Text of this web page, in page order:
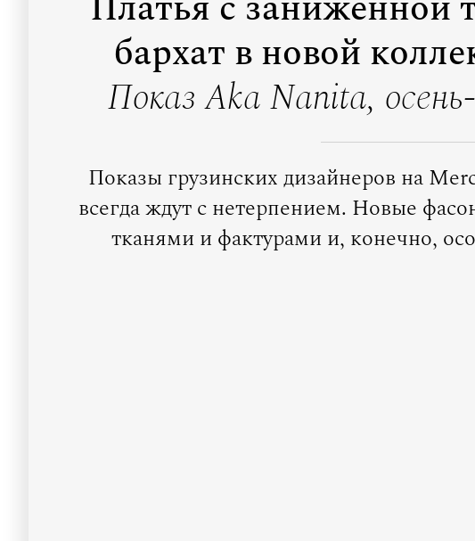
бархат в новой
Показ Aka Nanita,
Показы грузинских дизайнеров на
всегда ждут с нетерпением. Новые
тканями и фактурами и, конечно,